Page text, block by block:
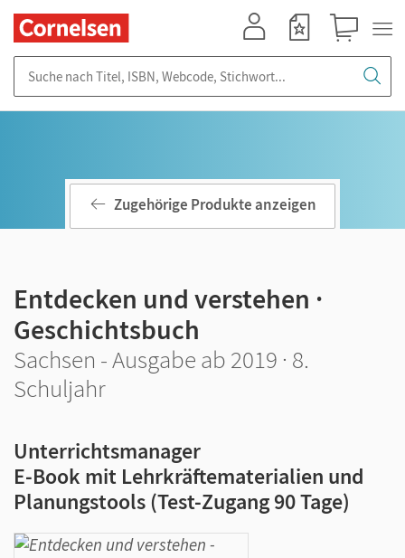
Zugehörige Produkte anzeigen
Entdecken und verstehen ·
Geschichtsbuch
Sachsen - Ausgabe ab 2019 · 8.
Schuljahr
Unterrichtsmanager
E-Book mit Lehrkräftematerialien und
Planungstools (Test-Zugang 90 Tage)